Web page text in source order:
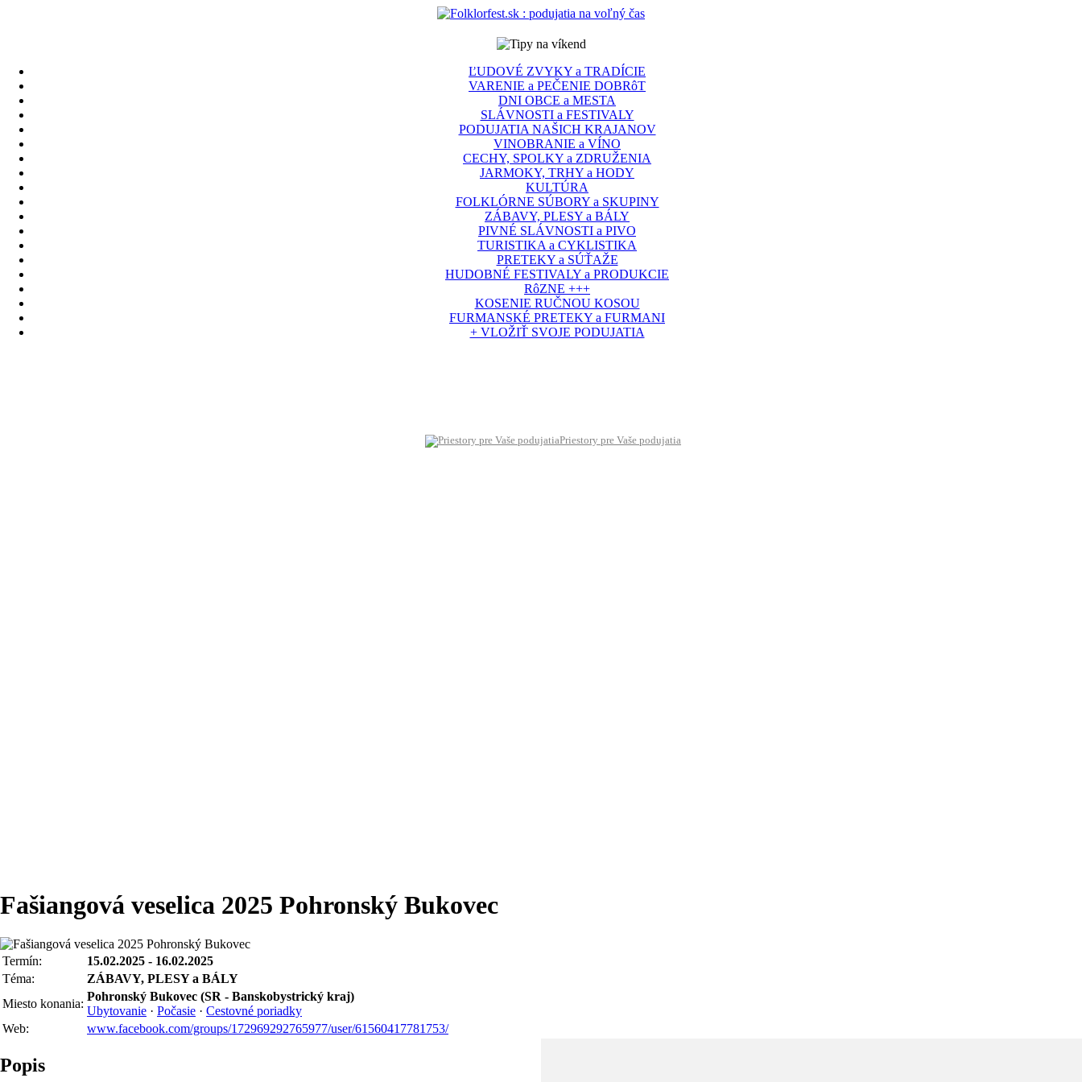
ĽUDOVÉ ZVYKY a TRADÍCIE
VARENIE a PEČENIE DOBRôT
DNI OBCE a MESTA
SLÁVNOSTI a FESTIVALY
PODUJATIA NAŠICH KRAJANOV
VINOBRANIE a VÍNO
CECHY, SPOLKY a ZDRUŽENIA
JARMOKY, TRHY a HODY
KULTÚRA
FOLKLÓRNE SÚBORY a SKUPINY
ZÁBAVY, PLESY a BÁLY
PIVNÉ SLÁVNOSTI a PIVO
TURISTIKA a CYKLISTIKA
PRETEKY a SÚŤAŽE
HUDOBNÉ FESTIVALY a PRODUKCIE
RôZNE +++
KOSENIE RUČNOU KOSOU
FURMANSKÉ PRETEKY a FURMANI
+ VLOŽIŤ SVOJE PODUJATIA
Priestory pre Vaše podujatia
Fašiangová veselica 2025 Pohronský Bukovec
Termín:
15.02.2025 - 16.02.2025
Téma:
ZÁBAVY, PLESY a BÁLY
Miesto konania:
Pohronský Bukovec (SR - Banskobystrický kraj)
Ubytovanie · Počasie · Cestovné poriadky
Web:
www.facebook.com/groups/172969292765977/user/61560417781753/
Popis